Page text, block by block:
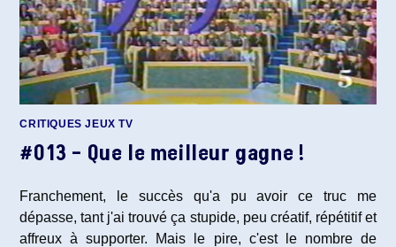
CRITIQUES JEUX TV
#013 – Que le meilleur gagne !
Franchement, le succès qu'a pu avoir ce truc me
dépasse, tant j'ai trouvé ça stupide, peu créatif, répétitif et
affreux à supporter. Mais le pire, c'est le nombre de